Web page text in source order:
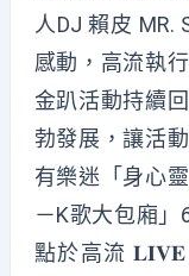
人DJ 賴皮 MR.
感動，高流執
金趴活動持續
勃發展，讓活
有樂迷「身心
－K歌大包廂
點於高流